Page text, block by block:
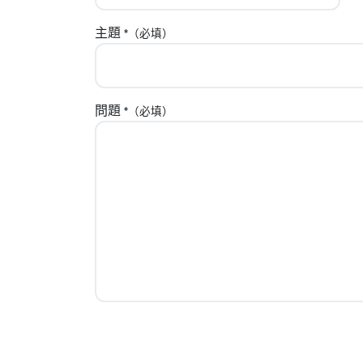
主題 *（必填）
問題 *（必填）